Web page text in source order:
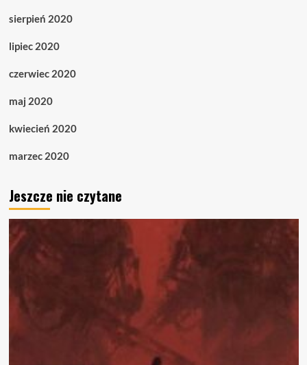
sierpień 2020
lipiec 2020
czerwiec 2020
maj 2020
kwiecień 2020
marzec 2020
Jeszcze nie czytane